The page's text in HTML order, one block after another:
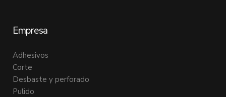
Empresa
Adhesivos
Corte
Desbaste y perforado
Pulido